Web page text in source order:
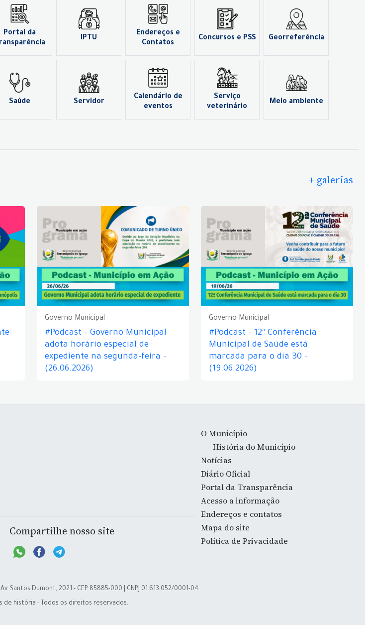
Portal da
IPTU
Endereços e
Contatos
Concursos e PSS Georreferência
Saúde Servidor
Calendário de
eventos
Serviço
veterinário
Meio ambiente
+ galerias
Governo Municipal
#Podcast – Governo Municipal
adota horário especial de
expediente na segunda-feira –
(26.06.2026)
Governo Municipal
#Podcast – 12ª Conferência
Municipal de Saúde está
marcada para o dia 30 –
(19.06.2026)
Compartilhe nosso site
O Município
História do Município
Notícias
Diário Oficial
Portal da Transparência
Acesso a informação
Endereços e contatos
Mapa do site
Política de Privacidade
Santos Dumont, 2021 - CEP 85885-000 | CNPJ 01.613.052/0001-04
de história - Todos os direitos reservados.